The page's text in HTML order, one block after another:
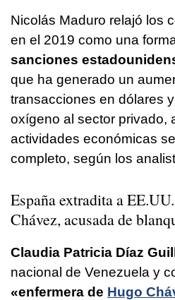
Nicolás Maduro relajó los
en el 2019 como una
sanciones
que ha generado un
transacciones en dólares
oxígeno al sector privado,
actividades económicas
completo, según los
España extradita a
Chávez, acusada de
Claudia Patricia Díaz
nacional de Venezuela y
«enfermera de Hugo